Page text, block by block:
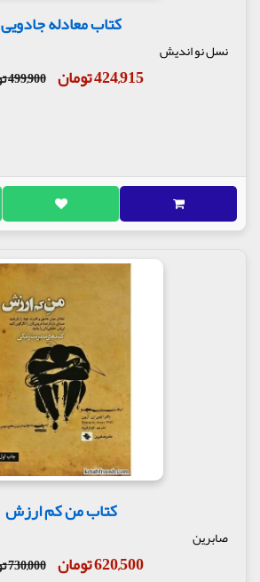
کتاب معادله جادویی
نسل نو اندیش
424,915 تومان 499,900 تومان
کتاب من کم ارزش
صابرین
620,500 تومان 730,000 تومان